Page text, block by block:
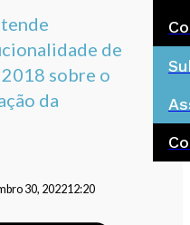
de
sobre o
da
30, 202212:20